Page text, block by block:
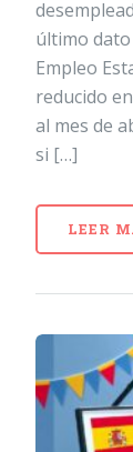
último
Empleo
reducido
al mes de
si […]
LEER